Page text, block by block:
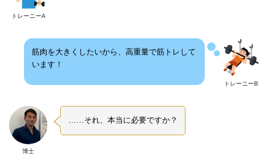
トレーニーA
トレーニーB
筋肉を大きくしたいから、高重量で筋トレして
います！
博士
……それ、本当に必要ですか？